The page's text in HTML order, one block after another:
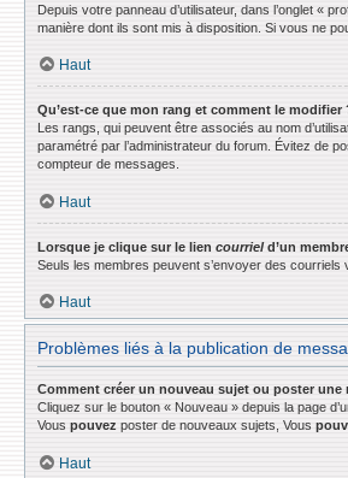
Depuis votre panneau d’utilisateur, dans l’onglet «
manière dont ils sont mis à disposition. Si vous ne
Haut
Qu’est-ce que mon rang et comment le modifier
Les rangs, qui peuvent être associés au nom
paramétré par l’administrateur du forum. Évitez de
compteur de messages.
Haut
Lorsque je clique sur le lien courrield’un
Seuls les membres peuvent s’envoyer des courriels
Haut
Problèmes liés à la publication de
Comment créer un nouveau sujet ou poster une
Cliquez sur le bouton « Nouveau » depuis la page
Vous pouvez poster de nouveaux sujets, Vous
Haut